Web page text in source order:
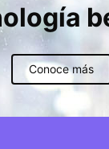
Conoce más